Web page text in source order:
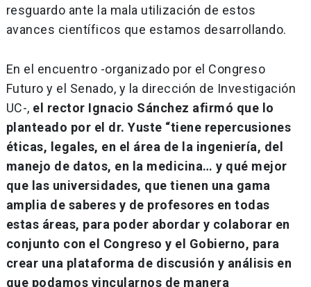
resguardo ante la mala utilización de estos
avances científicos que estamos desarrollando.
En el encuentro -organizado por el Congreso
Futuro y el Senado, y la dirección de Investigación
UC-, el rector Ignacio Sánchez afirmó que lo
planteado por el dr. Yuste “tiene repercusiones
éticas, legales, en el área de la ingeniería, del
manejo de datos, en la medicina… y qué mejor
que las universidades, que tienen una gama
amplia de saberes y de profesores en todas
estas áreas, para poder abordar y colaborar en
conjunto con el Congreso y el Gobierno, para
crear una plataforma de discusión y análisis en
que podamos vincularnos de manera